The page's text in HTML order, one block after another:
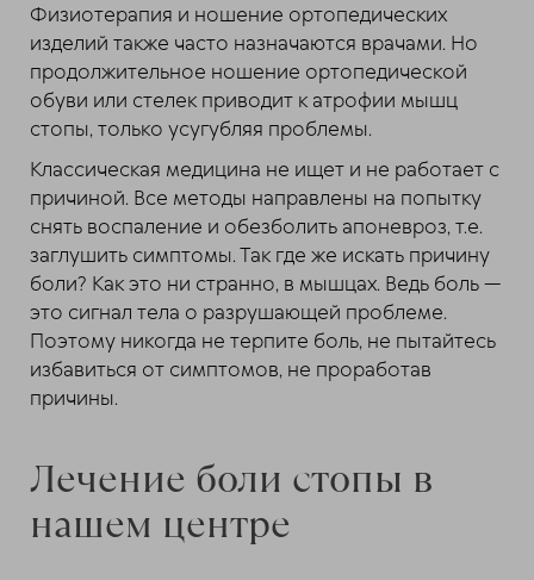
Физиотерапия и ношение ортопедических
изделий также часто назначаются врачами. Но
продолжительное ношение ортопедической
обуви или стелек приводит к атрофии мышц
стопы, только усугубляя проблемы.
Классическая медицина не ищет и не работает с
причиной. Все методы направлены на попытку
снять воспаление и обезболить апоневроз, т.е.
заглушить симптомы. Так где же искать причину
боли? Как это ни странно, в мышцах. Ведь боль —
это сигнал тела о разрушающей проблеме.
Поэтому никогда не терпите боль, не пытайтесь
избавиться от симптомов, не проработав
причины.
Лечение боли стопы в
нашем центре